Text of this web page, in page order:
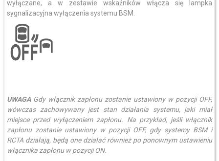
wyłączane, a w zestawie wskaźników włącza się lampka
sygnalizacyjna wyłączenia systemu BSM.
UWAGA Gdy włącznik zapłonu zostanie ustawiony w pozycji OFF,
wówczas zachowywany jest stan działania systemu, jaki miał
miejsce przed wyłączeniem zapłonu. Na przykład, jeśli włącznik
zapłonu zostanie ustawiony w pozycji OFF, gdy systemy BSM i
RCTA działają, będą one działać również po ponownym ustawieniu
włącznika zapłonu w pozycji ON.